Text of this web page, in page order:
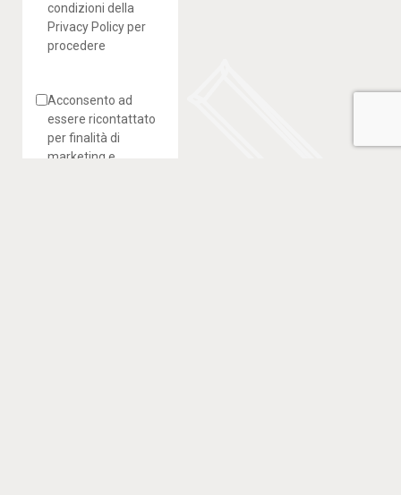
condizioni della
Privacy Policy per
procedere
Acconsento ad
essere ricontattato
per finalità di
marketing e